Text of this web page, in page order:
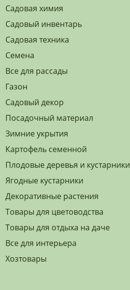
Садовая химия
Садовый инвентарь
Садовая техника
Семена
Все для рассады
Газон
Садовый декор
Посадочный материал
Зимние укрытия
Картофель семенной
Плодовые деревья и кустарники
Ягодные кустарники
Декоративные растения
Товары для цветоводства
Товары для отдыха на даче
Все для интерьера
Хозтовары